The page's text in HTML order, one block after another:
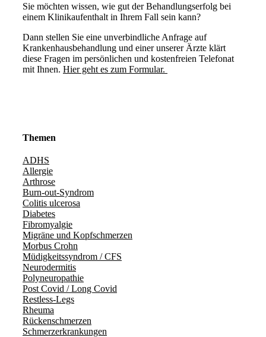
Sie möchten wissen, wie gut der Behandlungserfolg bei
einem Klinikaufenthalt in Ihrem Fall sein kann?
Dann stellen Sie eine unverbindliche Anfrage auf
Krankenhausbehandlung und einer unserer Ärzte klärt
diese Fragen im persönlichen und kostenfreien Telefonat
mit Ihnen. Hier geht es zum Formular.
Themen
ADHS
Allergie
Arthrose
Burn-out-Syndrom
Colitis ulcerosa
Diabetes
Fibromyalgie
Migräne und Kopfschmerzen
Morbus Crohn
Müdigkeitssyndrom / CFS
Neurodermitis
Polyneuropathie
Post Covid / Long Covid
Restless-Legs
Rheuma
Rückenschmerzen
Schmerzerkrankungen